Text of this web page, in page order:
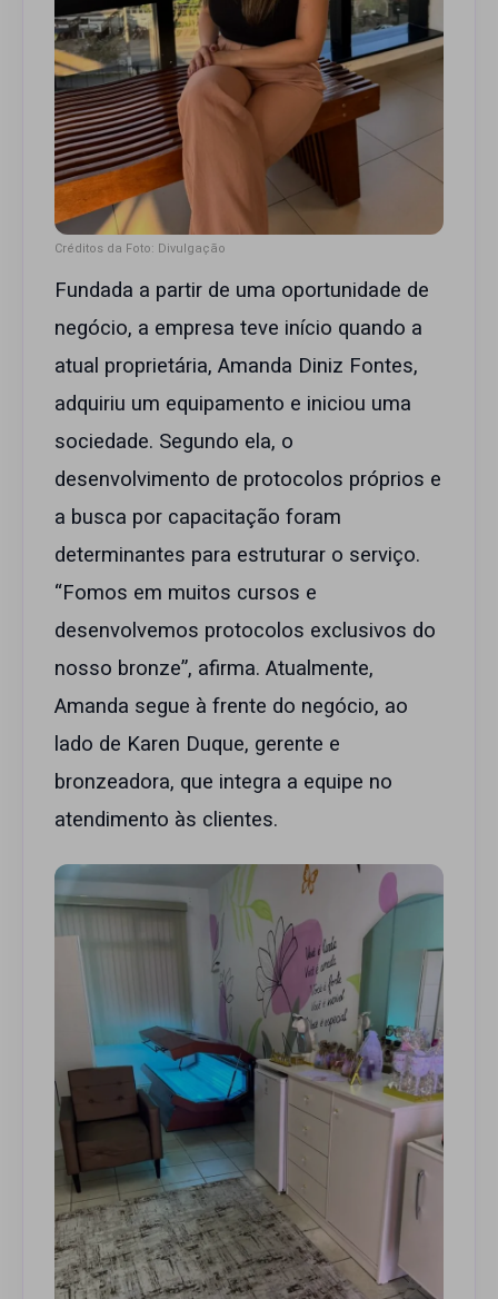
Créditos da Foto: Divulgação
Fundada a partir de uma oportunidade de
negócio, a empresa teve início quando a
atual proprietária, Amanda Diniz Fontes,
adquiriu um equipamento e iniciou uma
sociedade. Segundo ela, o
desenvolvimento de protocolos próprios e
a busca por capacitação foram
determinantes para estruturar o serviço.
“Fomos em muitos cursos e
desenvolvemos protocolos exclusivos do
nosso bronze”, afirma. Atualmente,
Amanda segue à frente do negócio, ao
lado de Karen Duque, gerente e
bronzeadora, que integra a equipe no
atendimento às clientes.